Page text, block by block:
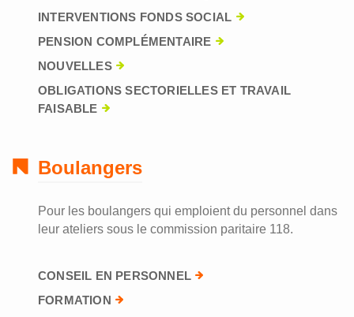
INTERVENTIONS FONDS SOCIAL
PENSION COMPLÉMENTAIRE
NOUVELLES
OBLIGATIONS SECTORIELLES ET TRAVAIL
FAISABLE
Boulangers
Pour les boulangers qui emploient du personnel dans
leur ateliers sous le commission paritaire 118.
CONSEIL EN PERSONNEL
FORMATION